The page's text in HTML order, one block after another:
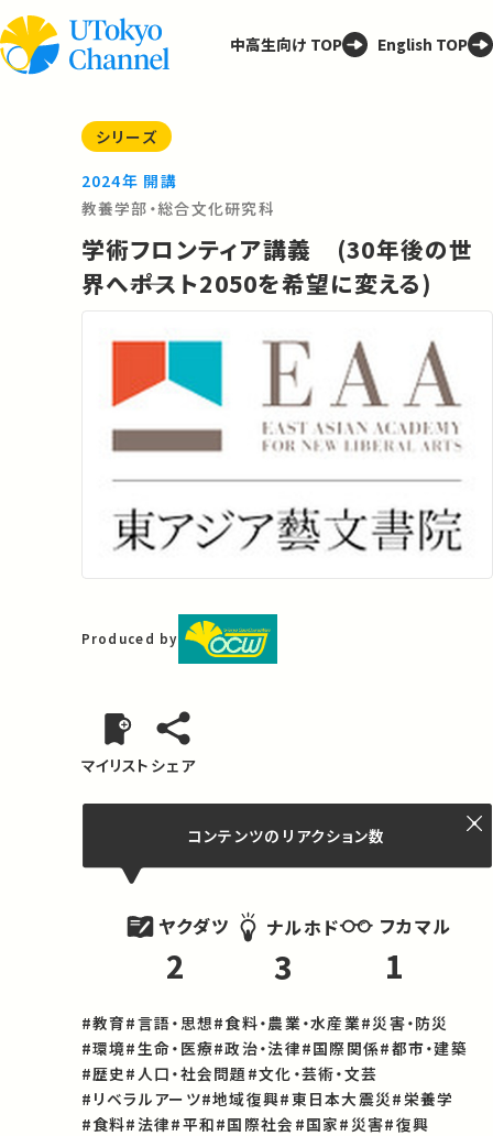
中高生向け TOP English TOP
シリーズ
2024年 開講
教養学部・総合文化研究科
学術フロンティア講義 (30年後の世
界へ――ポスト2050を希望に変える)
Produced by
マイリスト シェア
コンテンツの リアクション数
ヤクダツ
2
ナルホド
3
フカマル
1
#教育#言語・思想#食料・農業・水産業#災害・防災
#環境#生命・医療#政治・法律#国際関係#都市・建築
#歴史 #人口・社会問題 #文化・芸術・文芸
#リベラルアーツ#地域復興#東日本大震災#栄養学
#食料#法律#平和#国際社会 #国家#災害#復興